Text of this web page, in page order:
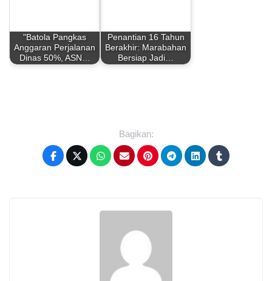
"Batola Pangkas
Anggaran Perjalanan
Dinas 50%, ASN…
Penantian 16 Tahun
Berakhir: Marabahan
Bersiap Jadi…
Bagikan: